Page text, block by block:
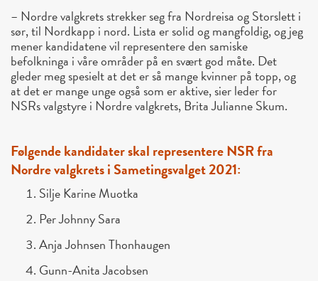
– Nordre valgkrets strekker seg fra Nordreisa og Storslett i
sør, til Nordkapp i nord. Lista er solid og mangfoldig, og jeg
mener kandidatene vil representere den samiske
befolkninga i våre områder på en svært god måte. Det
gleder meg spesielt at det er så mange kvinner på topp, og
at det er mange unge også som er aktive, sier leder for
NSRs valgstyre i Nordre valgkrets, Brita Julianne Skum.
Følgende kandidater skal representere NSR fra
Nordre valgkrets i Sametingsvalget 2021:
Silje Karine Muotka
Per Johnny Sara
Anja Johnsen Thonhaugen
Gunn-Anita Jacobsen